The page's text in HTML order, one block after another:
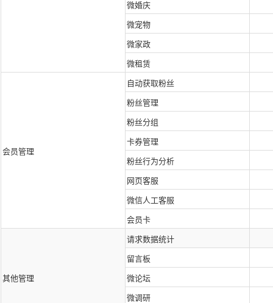
微婚庆
微宠物
微家政
微租赁
会员管理
自动获取粉丝
粉丝管理
粉丝分组
卡券管理
粉丝行为分析
网页客服
微信人工客服
会员卡
其他管理
请求数据统计
留言板
微论坛
微调研